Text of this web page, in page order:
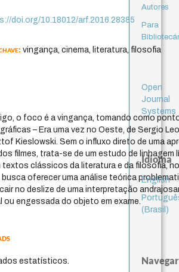
doi.org/10.18012/arf.2016.28385
vingança, cinema, literatura, filosofia
o foco é a vingança, tomando como
– Era uma vez no Oeste, de Sergio
Kieslowski. Sem o influxo direto de uma
filmes, trata-se de um estudo de linhagem
textos clássicos da literatura e da filosofia,
busca oferecer uma análise teórica
no deslize de uma interpretação
ou engessada do objeto em exame.
estatísticos.
Autores
Para
Open
Journal
Systems
Idioma
English
(Brasil)
Navegar